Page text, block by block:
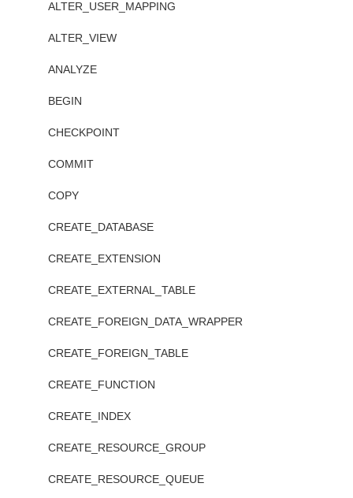
ALTER_USER_MAPPING
ALTER_VIEW
ANALYZE
BEGIN
CHECKPOINT
COMMIT
COPY
CREATE_DATABASE
CREATE_EXTENSION
CREATE_EXTERNAL_TABLE
CREATE_FOREIGN_DATA_WRAPPER
CREATE_FOREIGN_TABLE
CREATE_FUNCTION
CREATE_INDEX
CREATE_RESOURCE_GROUP
CREATE_RESOURCE_QUEUE